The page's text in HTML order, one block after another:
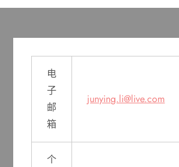
电
子
邮
箱
junying.li@live.com
个